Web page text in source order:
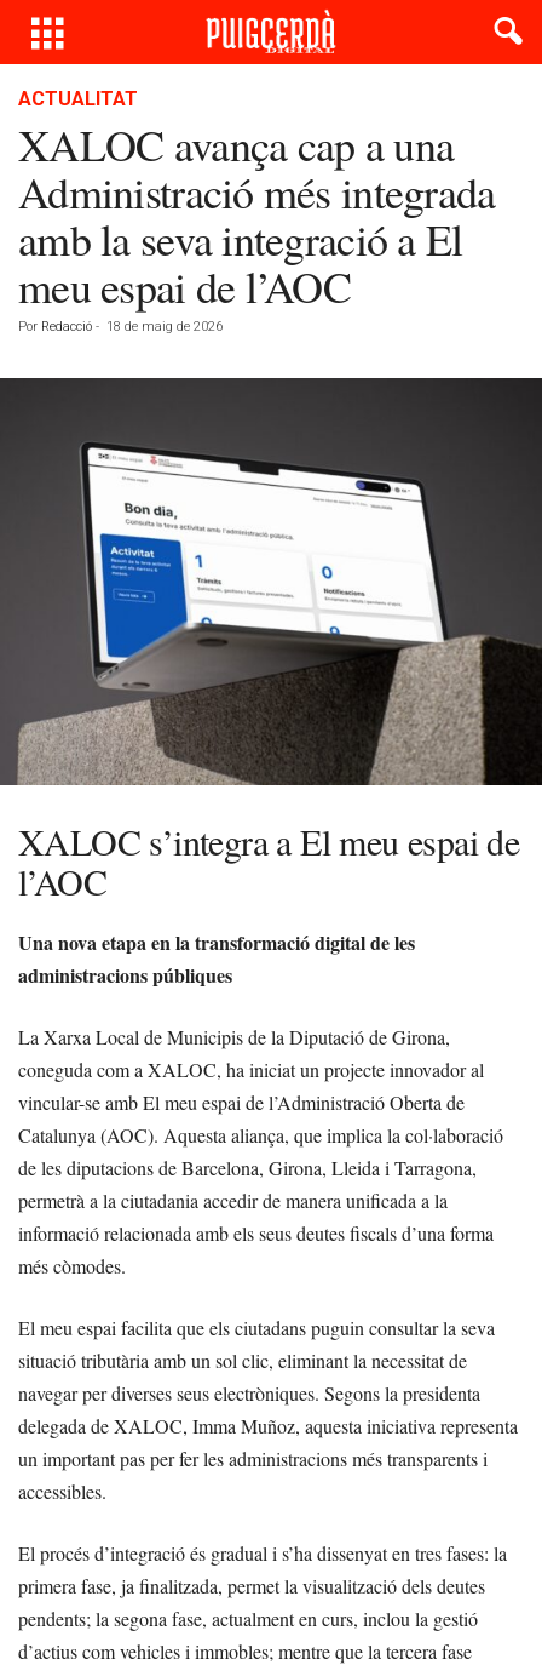
ACTUALITAT
XALOC avança cap a una
Administració més integrada
amb la seva integració a El
meu espai de l’AOC
Por Redacció - 18 de maig de 2026
XALOC s’integra a El meu espai de
l’AOC
Una nova etapa en la transformació digital de les
administracions públiques
La Xarxa Local de Municipis de la Diputació de Girona,
coneguda com a XALOC, ha iniciat un projecte innovador al
vincular-se amb El meu espai de l’Administració Oberta de
Catalunya (AOC). Aquesta aliança, que implica la col·laboració
de les diputacions de Barcelona, Girona, Lleida i Tarragona,
permetrà a la ciutadania accedir de manera unificada a la
informació relacionada amb els seus deutes fiscals d’una forma
més còmodes.
El meu espai facilita que els ciutadans puguin consultar la seva
situació tributària amb un sol clic, eliminant la necessitat de
navegar per diverses seus electròniques. Segons la presidenta
delegada de XALOC, Imma Muñoz, aquesta iniciativa representa
un important pas per fer les administracions més transparents i
accessibles.
El procés d’integració és gradual i s’ha dissenyat en tres fases: la
primera fase, ja finalitzada, permet la visualització dels deutes
pendents; la segona fase, actualment en curs, inclou la gestió
d’actius com vehicles i immobles; mentre que la tercera fase